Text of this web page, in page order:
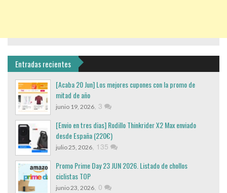
Entradas recientes
[Acaba 20 Jun] Los mejores cupones con la promo de
mitad de año
junio 19, 2026, 3
[Envio en tres dias] Rodillo Thinkrider X2 Max enviado
desde España (220€)
julio 25, 2026, 135
Promo Prime Day 23 JUN 2026. Listado de chollos
ciclistas TOP
junio 23, 2026, 0